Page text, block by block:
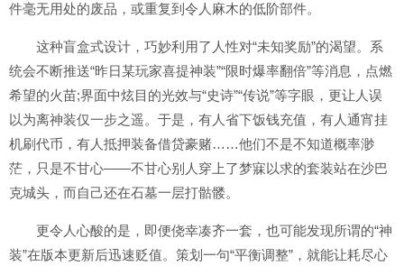
件毫无用处的废品，或重复到令人麻木的低阶部件。
这种盲盒式设计，巧妙利用了人性对“未知奖励”的渴望。系
统会不断推送“昨日某玩家喜提神装”“限时爆率翻倍”等消息，点燃
希望的火苗;界面中炫目的光效与“史诗”“传说”等字眼，更让人误
以为离神装仅一步之遥。于是，有人省下饭钱充值，有人通宵挂
机刷代币，有人抵押装备借贷豪赌……他们不是不知道概率渺
茫，只是不甘心——不甘心别人穿上了梦寐以求的套装站在沙巴
克城头，而自己还在石墓一层打骷髅。
更令人心酸的是，即便侥幸凑齐一套，也可能发现所谓的“神
装”在版本更新后迅速贬值。策划一句“平衡调整”，就能让耗尽心